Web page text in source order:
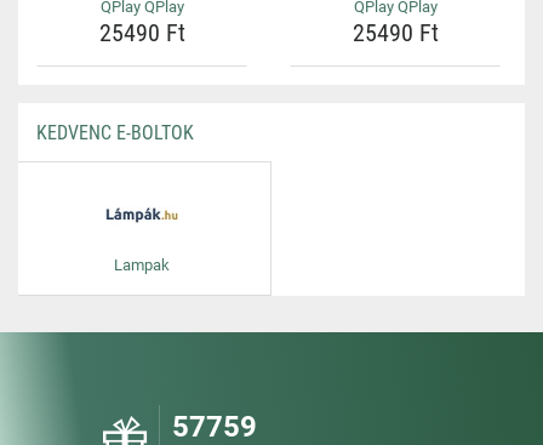
QPlay QPlay
25490 Ft
QPlay QPlay
25490 Ft
KEDVENC E-BOLTOK
Lampak
57759